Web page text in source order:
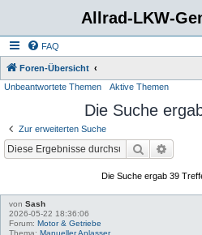
Allrad-LKW-
FAQ
Foren-Übersicht
Unbeantwortete Themen Aktive Themen
Die Suche
Zur erweiterten Suche
Suche
Die Suche ergab 39
von Sash
2026-05-22 18:36:06
Forum: Motor & Getriebe
Thema: Manueller Anlasser